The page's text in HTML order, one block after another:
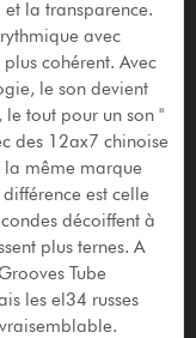
la transparence.
avec
cohérent. Avec
le son devient
tout pour un son "
des 12ax7 chinoise
la même marque
est celle
décoiffent à
plus ternes. A
Tube
les el34 russes